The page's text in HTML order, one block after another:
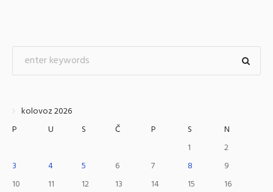
kolovoz 2026
P
U S Č P S
N
1
2
3
4 5 6 7 8
9
10
11 12 13 14 15
16